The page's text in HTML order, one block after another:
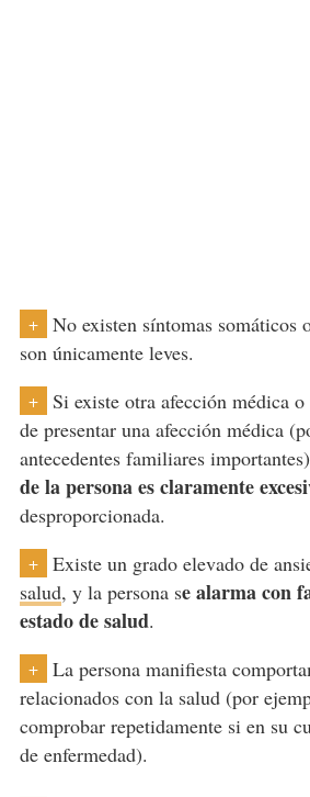
+
No existen síntomas somáticos
son únicamente leves.
+
Si existe otra afección médica
de presentar una afección médica
antecedentes familiares
de la persona es claramente
desproporcionada.
+ Existe un grado elevado de
salud, y la persona se alarma con
estado de salud.
+
La persona manifiesta
relacionados con la salud (por
comprobar repetidamente si en su
de enfermedad).